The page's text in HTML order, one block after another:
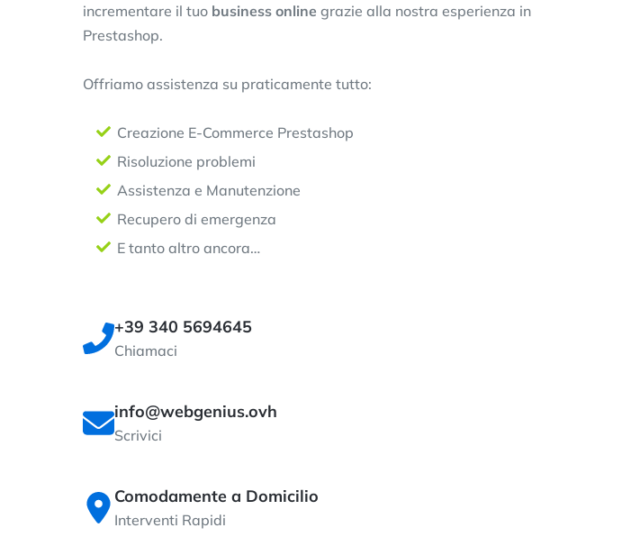
incrementare il tuo business online grazie alla nostra esperienza in
Prestashop.
Offriamo assistenza su praticamente tutto:
Creazione E-Commerce Prestashop
Risoluzione problemi
Assistenza e Manutenzione
Recupero di emergenza
E tanto altro ancora…
+39 340 5694645
Chiamaci
info@webgenius.ovh
Scrivici
Comodamente a Domicilio
Interventi Rapidi